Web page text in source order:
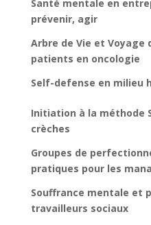
Santé mentale en
prévenir, agir
Arbre de Vie et Voyage
patients en oncologie
Self-defense en milieu
Initiation à la méthode
crèches
Groupes de
pratiques pour les
Souffrance mentale et
travailleurs sociaux